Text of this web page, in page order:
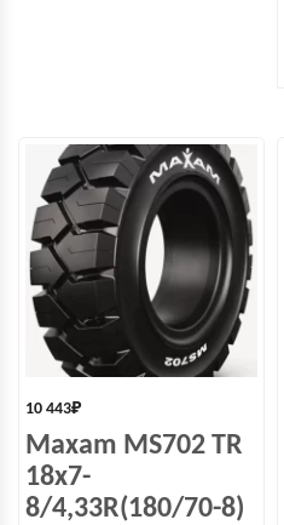
10 443₽
Maxam MS702 TR
18x7-
8/4,33R(180/70-8)